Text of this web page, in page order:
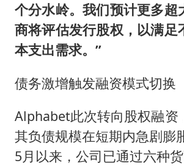
个分水岭。我们预计更多超
商将评估发行股权，以满足
本支出需求。”
债务激增触发融资模式切换
Alphabet此次转向股权融资
其负债规模在短期内急剧膨
5月以来，公司已通过六种